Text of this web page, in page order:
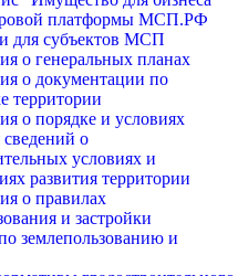
платформы МСП.РФ
для субъектов МСП
о генеральных планах
о документации по
территории
о порядке и условиях
о
условиях и
развития территории
о правилах
и застройки
землепользованию и